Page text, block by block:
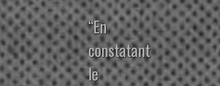
‘‘En
constatant
le